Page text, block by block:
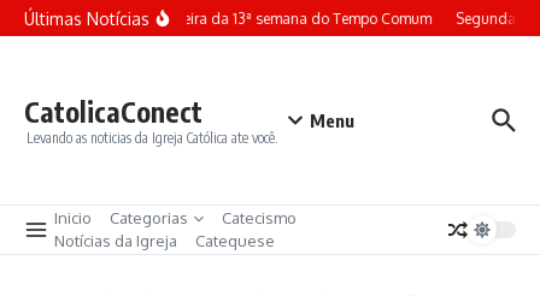
Ir para o conteúdo
Últimas NotíciasTerça-feira da 13ª semana do Tempo Comum Segunda-
CatolicaConect
Levando as noticias da Igreja Católica ate você.
Menu
Inicio Categorias
Catecismo
Notícias da Igreja
Catequese